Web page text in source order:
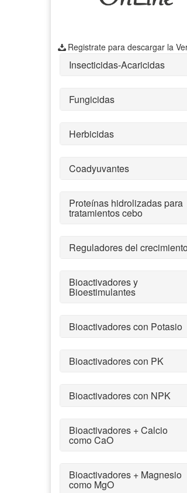
Registrate para descargar la
Insecticidas-Acaricidas
Fungicidas
Herbicidas
Coadyuvantes
Proteínas hidrolizadas para
tratamientos cebo
Reguladores del crecimiento
Bioactivadores y
Bioestimulantes
Bioactivadores con Potasio
Bioactivadores con PK
Bioactivadores con NPK
Bioactivadores + Calcio
como CaO
Bioactivadores + Magnesio
como MgO